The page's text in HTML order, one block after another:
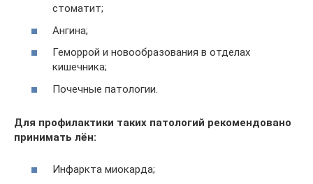
стоматит;
Ангина;
Геморрой и новообразования в отделах
кишечника;
Почечные патологии.
Для профилактики таких патологий рекомендовано
принимать лён:
Инфаркта миокарда;